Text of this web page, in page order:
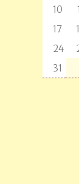
10
17
24
31